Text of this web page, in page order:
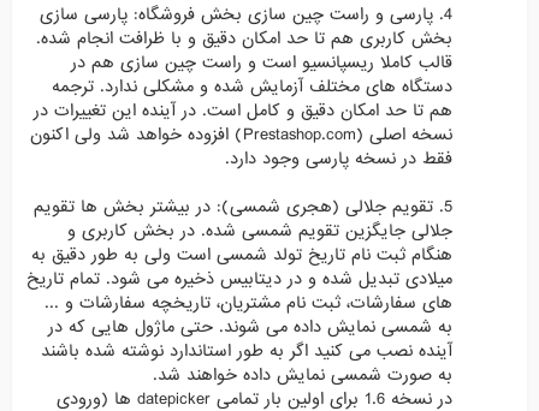
4. پارسی و راست چین سازی بخش فروشگاه: پارسی سازی
بخش کاربری هم تا حد امکان دقیق و با ظرافت انجام شده.
قالب کاملا ریسپانسیو است و راست چین سازی هم در
دستگاه های مختلف آزمایش شده و مشکلی ندارد. ترجمه
هم تا حد امکان دقیق و کامل است. در آینده این تغییرات در
نسخه اصلی (Prestashop.com) افزوده خواهد شد ولی اکنون
فقط در نسخه پارسی وجود دارد.
5. تقویم جلالی (هجری شمسی): در بیشتر بخش ها تقویم
جلالی جایگزین تقویم شمسی شده. در بخش کاربری و
هنگام ثبت نام تاریخ تولد شمسی است ولی به طور دقیق به
میلادی تبدیل شده و در دیتابیس ذخیره می شود. تمام تاریخ
های سفارشات، ثبت نام مشتریان، تاریخچه سفارشات و ...
به شمسی نمایش داده می شوند. حتی ماژول هایی که در
آینده نصب می کنید اگر به طور استاندارد نوشته شده باشند
به صورت شمسی نمایش داده خواهند شد.
در نسخه 1.6 برای اولین بار تمامی datepicker ها (ورودی